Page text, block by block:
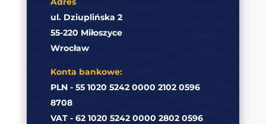
ul. Dziuplińska 2
55-220 Miłoszyce
Wrocław
Konta bankowe:
PLN - 55 1020 5242 0000 2102 0596
8708
VAT - 62 1020 5242 0000 2802 0596